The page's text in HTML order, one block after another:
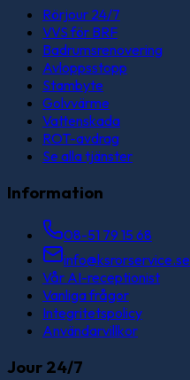
Rörjour 24/7
VVS för BRF
Badrumsrenovering
Avloppsstopp
Stambyte
Golvvärme
Vattenskada
ROT-avdrag
Se alla tjänster
Information
08-51 79 15 68
info@ksrorservice.se
Vår AI-receptionist
Vanliga frågor
Integritetspolicy
Användarvillkor
Jour 24/7